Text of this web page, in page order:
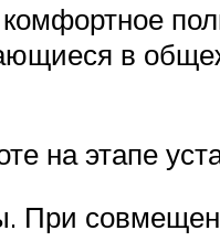
в
на этапе
При